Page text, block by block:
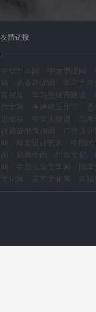
友情链接
中华书画网 中国书法网
网
企业培训网 学习力教
育智库
学习型城市建设
作文网
余建祥工作室
思维谷
中华人物谱 高考
收藏证书查询网
广告设计
网
雕塑设计艺术 中国
闲
风雅中国 时尚文化
网
中国儿童文学网 国
文化网
茶艺文化网 幸